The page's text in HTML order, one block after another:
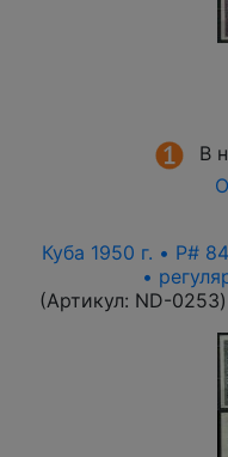
В
Куба 1950 г. • P#
•
(Артикул: ND-0253)